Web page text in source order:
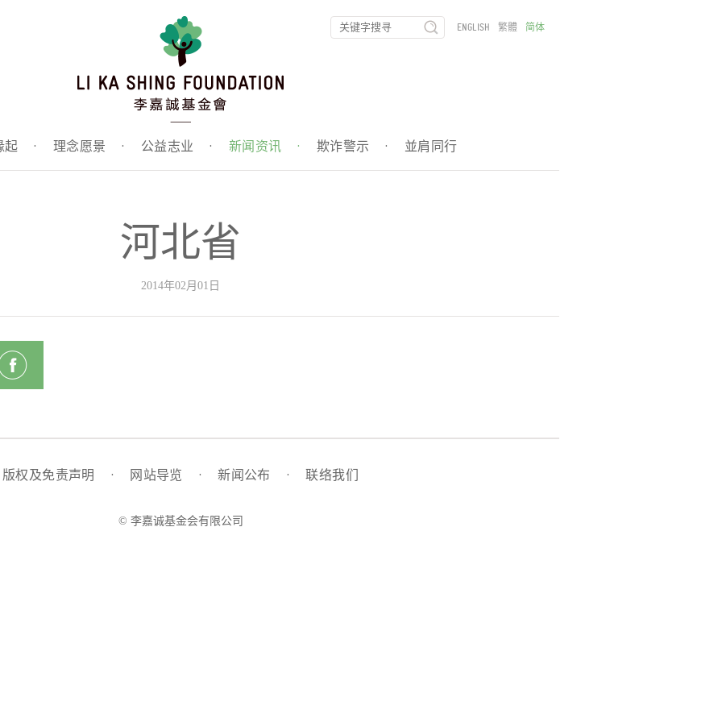
起 · 理念愿景 · 公益志业 · 新闻资讯 · 欺诈警示 · 並肩同行
ENGLISH 繁體 简体
河北省
2014年02月01日
版权及免责声明 · 网站导览 · 新闻公布 · 联络我们
© 李嘉诚基金会有限公司